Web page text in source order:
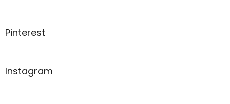
Pinterest
Instagram